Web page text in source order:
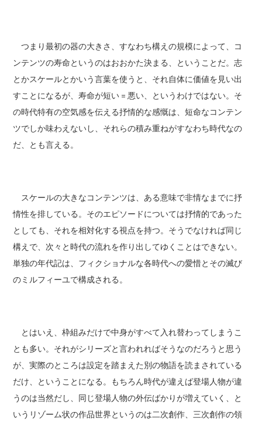
つまり最初の器の大きさ、すなわち構えの規模によって、コ
ンテンツの寿命というのはおおかた決まる、ということだ。志
とかスケールとかいう言葉を使うと、それ自体に価値を見い出
すことになるが、寿命が短い = 悪い、というわけではない。そ
の時代特有の空気感を伝える抒情的な感慨は、短命なコンテン
ツでしか味わえないし、それらの積み重ねがすなわち時代なの
だ、とも言える。
スケールの大きなコンテンツは、ある意味で非情なまでに抒
情性を排している。そのエピソードについては抒情的であった
としても、それを相対化する視点を持つ。そうでなければ同じ
構えで、次々と時代の流れを作り出してゆくことはできない。
単独の年代記は、フィクショナルな各時代への愛惜とその滅び
のミルフィーユで構成される。
とはいえ、枠組みだけで中身がすべて入れ替わってしまうこ
とも多い。それがシリーズと言われればそうなのだろうと思う
が、実際のところは設定を踏まえた別の物語を読まされている
だけ、ということになる。もちろん時代が違えば登場人物が違
うのは当然だし、同じ登場人物の外伝ばかりが増えていく、と
いうリゾーム状の作品世界というのは二次創作、三次創作の領